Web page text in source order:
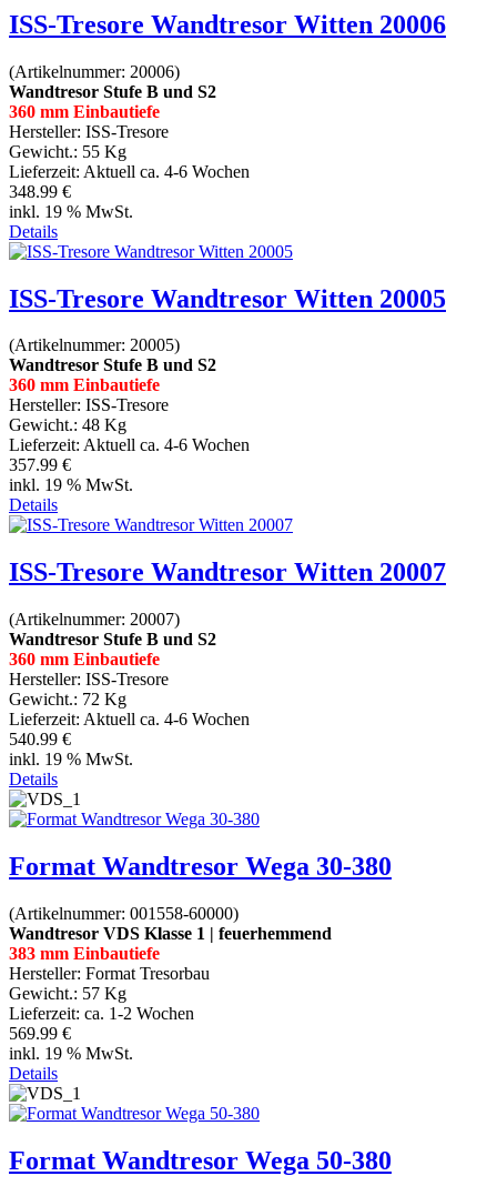
ISS-Tresore Wandtresor Witten 20006
(Artikelnummer: 20006)
Wandtresor Stufe B und S2
360 mm Einbautiefe
Hersteller: ISS-Tresore
Gewicht.: 55 Kg
Lieferzeit: Aktuell ca. 4-6 Wochen
348.99 €
inkl. 19 % MwSt.
Details
ISS-Tresore Wandtresor Witten 20005
(Artikelnummer: 20005)
Wandtresor Stufe B und S2
360 mm Einbautiefe
Hersteller: ISS-Tresore
Gewicht.: 48 Kg
Lieferzeit: Aktuell ca. 4-6 Wochen
357.99 €
inkl. 19 % MwSt.
Details
ISS-Tresore Wandtresor Witten 20007
(Artikelnummer: 20007)
Wandtresor Stufe B und S2
360 mm Einbautiefe
Hersteller: ISS-Tresore
Gewicht.: 72 Kg
Lieferzeit: Aktuell ca. 4-6 Wochen
540.99 €
inkl. 19 % MwSt.
Details
Format Wandtresor Wega 30-380
(Artikelnummer: 001558-60000)
Wandtresor VDS Klasse 1 | feuerhemmend
383 mm Einbautiefe
Hersteller: Format Tresorbau
Gewicht.: 57 Kg
Lieferzeit: ca. 1-2 Wochen
569.99 €
inkl. 19 % MwSt.
Details
Format Wandtresor Wega 50-380